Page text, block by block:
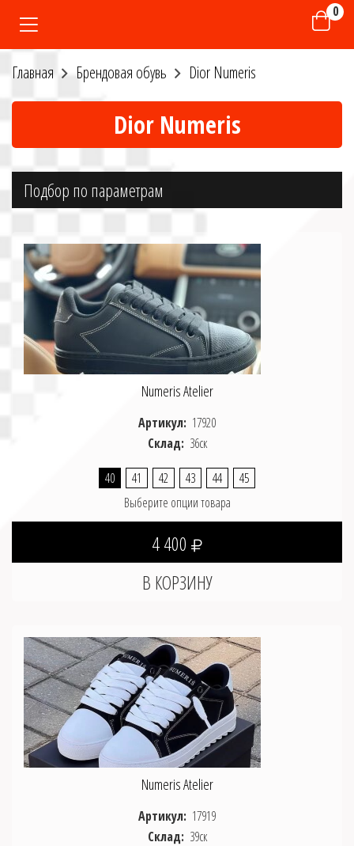
0
Главная Брендовая обувь Dior Numeris
Dior Numeris
Подбор по параметрам
от до руб.
Размер
36 37 39 40 41
43
44
45
Numeris Atelier
Артикул: 17920
Склад: 36ск
40 41 42 43 44
45
Выберите опции товара
4 400
Numeris Atelier
Артикул: 17919
Склад: 39ск